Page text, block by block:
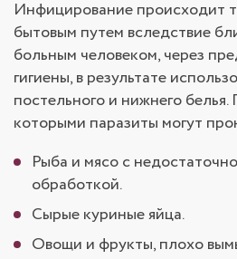
Инфицирование происходит
бытовым путем вследствие
больным человеком, через
гигиены, в результате
постельного и нижнего
которыми паразиты могут
Рыба и мясо с
обработкой.
Сырые куриные яйца.
Овощи и фрукты, плохо